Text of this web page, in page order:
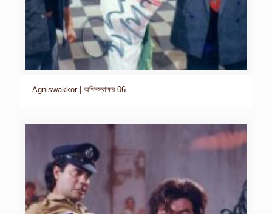
Agniswakkor | অগ্নিস্বাক্ষর-06